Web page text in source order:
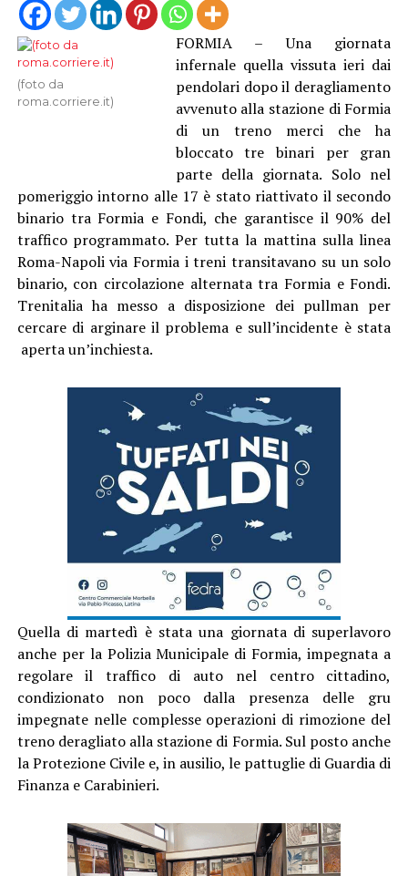
(foto da
roma.corriere.it)
FORMIA – Una giornata
infernale quella vissuta ieri dai
pendolari dopo il deragliamento
avvenuto alla stazione di Formia
di un treno merci che ha
bloccato tre binari per gran
parte della giornata. Solo nel
pomeriggio intorno alle 17 è stato riattivato il secondo
binario tra Formia e Fondi, che garantisce il 90% del
traffico programmato. Per tutta la mattina sulla linea
Roma-Napoli via Formia i treni transitavano su un solo
binario, con circolazione alternata tra Formia e Fondi.
Trenitalia ha messo a disposizione dei pullman per
cercare di arginare il problema e sull’incidente è stata
aperta un’inchiesta.
Quella di martedì è stata una giornata di superlavoro
anche per la Polizia Municipale di Formia, impegnata a
regolare il traffico di auto nel centro cittadino,
condizionato non poco dalla presenza delle gru
impegnate nelle complesse operazioni di rimozione del
treno deragliato alla stazione di Formia. Sul posto anche
la Protezione Civile e, in ausilio, le pattuglie di Guardia di
Finanza e Carabinieri.